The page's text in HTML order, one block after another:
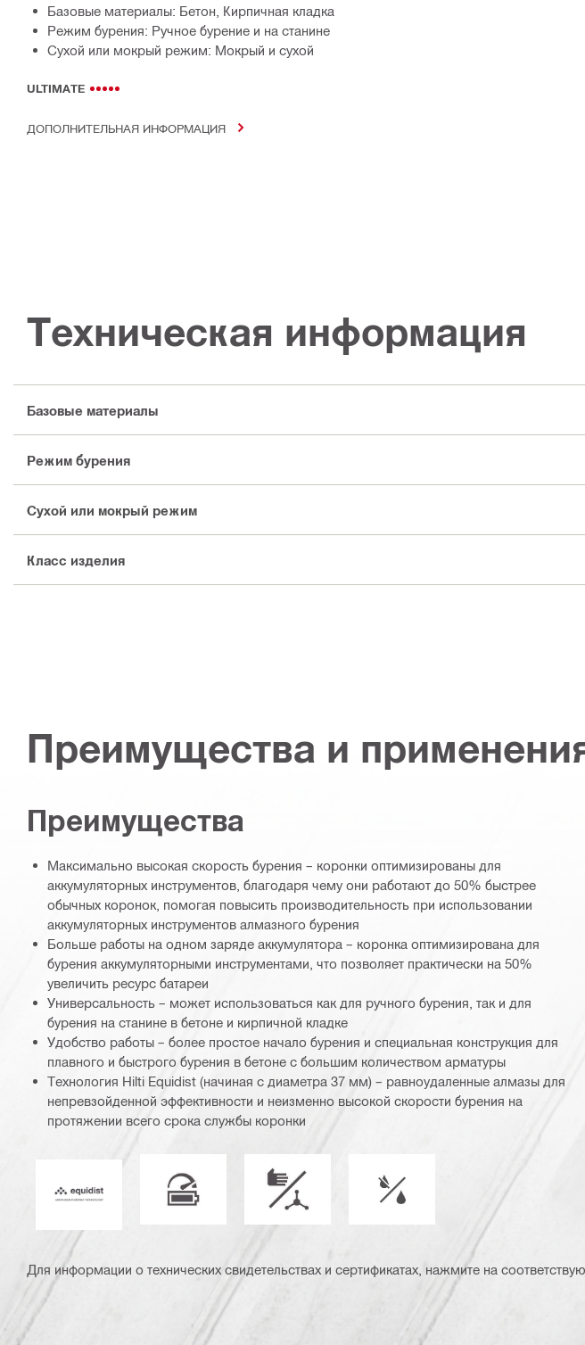
Базовые материалы: Бетон, Кирпичная кладка
Режим бурения: Ручное бурение и на станине
Сухой или мокрый режим: Мокрый и сухой
ULTIMATE
ДОПОЛНИТЕЛЬНАЯ ИНФОРМАЦИЯ
Техническая информация
Базовые материалы
Режим бурения
Сухой или мокрый режим
Класс изделия
Преимущества и
Преимущества
Максимально высокая скорость бурения – коронки оптимизированы для
аккумуляторных инструментов, благодаря чему они работают до 50% быстрее
обычных коронок, помогая повысить производительность при использовании
аккумуляторных инструментов алмазного бурения
Больше работы на одном заряде аккумулятора – коронка оптимизирована для
бурения аккумуляторными инструментами, что позволяет практически на 50%
увеличить ресурс батареи
Универсальность – может использоваться как для ручного бурения, так и для
бурения на станине в бетоне и кирпичной кладке
Удобство работы – более простое начало бурения и специальная конструкция для
плавного и быстрого бурения в бетоне с большим количеством арматуры
Технология Hilti Equidist (начиная с диаметра 37 мм) – равноудаленные алмазы для
непревзойденной эффективности и неизменно высокой скорости бурения на
протяжении всего срока службы коронки
Equidist_Icon_PDP (2940829)Оптимизация для аккумуляторных инструментов
Режим работы
Для информации о технических свидетельствах и сертификатах, нажмите на